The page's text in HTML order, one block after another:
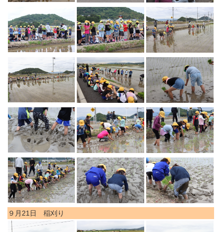
９月21日 稲刈り